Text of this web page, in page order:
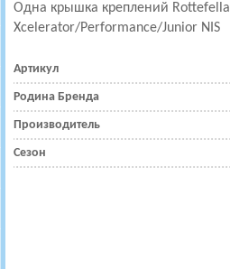
Одна крышка креплений Rottefella
Xcelerator/Performance/Junior NIS
Артикул
Родина Бренда
Производитель
Сезон